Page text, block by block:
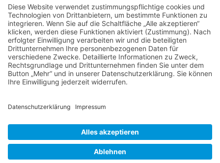
An den Adventssamstagen
haben wir von
10:00 - 18:00 Uhr
für Sie geöffnet.
Montags haben wir geschlossen.
© Template BannerShop24